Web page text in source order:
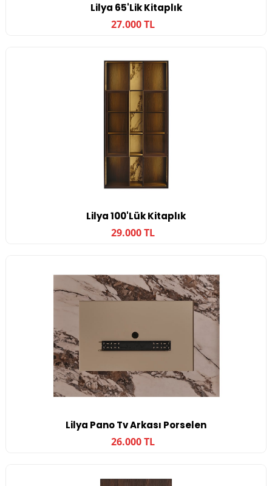
Lilya 65'lik Kitaplık
27.000 TL
Lilya 100'lük Kitaplık
29.000 TL
Lilya Pano Tv Arkası Porselen
26.000 TL